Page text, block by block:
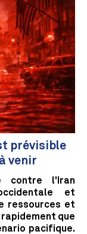
prévisible
venir
contre l'Iran
et
ressources et
que
pacifique.